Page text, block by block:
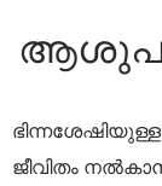
ജീവിതം